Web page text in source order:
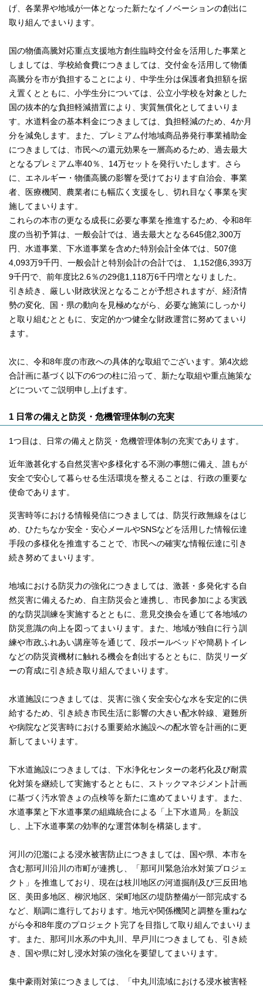
げ、各業界や地域が一体となった新たなイノベーションの創出に
取り組んでまいります。
国の物価高騰対応重点支援地方創生臨時交付金を活用した事業と
しましては、学校給食費につきましては、交付金を活用して物価
高騰分を市が負担することにより、中学生分は保護者負担額を据
え置くとともに、小学生分については、公立小学校を対象とした
国の抜本的な負担軽減措置により、実質無償化としてまいりま
す。水道料金の基本料金につきましては、負担軽減のため、4か月
分を減免します。また、プレミアム付地域商品券発行事業補助金
につきましては、市民への還元効果を一層高めるため、過去最大
となるプレミアム率40％、14万セットを発行いたします。さら
に、エネルギー・物価高騰の影響を受けております自治会、事業
者、医療機関、農業者にも幅広く支援をし、切れ目なく事業を実
施してまいります。
これらの本市の更なる成長に必要な事業を推進するため、令和8年
度の当初予算は、一般会計では、過去最大となる645億2,300万
円、水道事業、下水道事業を含めた特別会計全体では、507億
4,093万9千円、一般会計と特別会計の合計では、 1,152億6,393万
9千円で、前年度比2.6％の29億1,118万6千円増となりました。
引き続き、厳しい財政状況となることが予想されますが、経済情
勢の変化、国・県の動向を見極めながら、必要な施策にしっかり
と取り組むとともに、安定的かつ健全な財政運営に努めてまいり
ます。
次に、令和8年度の市政への具体的な取組でございます。第4次総
合計画に基づく以下の6つの柱に沿って、新たな取組や重点施策な
どについてご説明申し上げます。
1 日常の備えと防災・危機管理体制の充実
1つ目は、日常の備えと防災・危機管理体制の充実であります。
近年激甚化する自然災害や多様化する不測の事態に備え、誰もが
安全で安心して暮らせる生活環境を整えることは、行政の重要な
使命であります。
災害時等における情報発信につきましては、防災行政無線をはじ
め、ひたちなか安全・安心メールやSNSなどを活用した情報伝達
手段の多様化を推進することで、市民への確実な情報伝達に引き
続き努めてまいります。
地域における防災力の強化につきましては、激甚・多発化する自
然災害に備えるため、自主防災会と連携し、市民参加による実践
的な防災訓練を実施するとともに、意見交換会を通じて各地域の
防災意識の向上を図ってまいります。また、地域が独自に行う訓
練や市政ふれあい講座等を通じて、段ボールベッドや簡易トイレ
などの防災資機材に触れる機会を創出するとともに、防災リーダ
ーの育成に引き続き取り組んでまいります。
水道施設につきましては、災害に強く安全安心な水を安定的に供
給するため、引き続き市民生活に影響の大きい配水幹線、避難所
や病院など災害時における重要給水施設への配水管を計画的に更
新してまいります。
下水道施設につきましては、下水浄化センターの老朽化及び耐震
化対策を継続して実施するとともに、ストックマネジメント計画
に基づく汚水管きょの点検等を新たに進めてまいります。また、
水道事業と下水道事業の組織統合による「上下水道局」を新設
し、上下水道事業の効率的な運営体制を構築します。
河川の氾濫による浸水被害防止につきましては、国や県、本市を
含む那珂川沿川の市町が連携し、「那珂川緊急治水対策プロジェ
クト」を推進しており、現在は枝川地区の河道掘削及び三反田地
区、美田多地区、柳沢地区、栄町地区の堤防整備が一部完成する
など、順調に進行しております。地元や関係機関と調整を重ねな
がら令和8年度のプロジェクト完了を目指して取り組んでまいりま
す。また、那珂川水系の中丸川、早戸川につきましても、引き続
き、国や県に対し浸水対策の強化を要望してまいります。
集中豪雨対策につきましては、「中丸川流域における浸水被害軽